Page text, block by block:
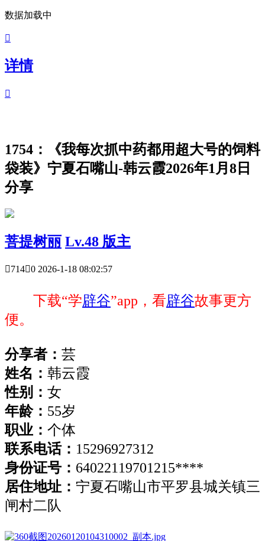
数据加载中

详情

1754：《我每次抓中药都用超大号的饲料
袋装》宁夏石嘴山-韩云霞2026年1月8日
分享
菩提树丽 Lv.48 版主
7140 2026-1-18 08:02:57
下载“学辟谷”app，看辟谷故事更方
便。
分享者： 芸
姓名： 韩云霞
性别： 女
年龄： 55岁
职业： 个体
联系电话： 15296927312
身份证号： 64022119701215****
居住地址： 宁夏石嘴山市平罗县城关镇三
闸村二队